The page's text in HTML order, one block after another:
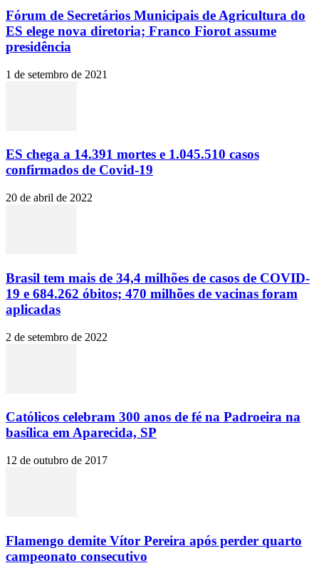
Fórum de Secretários Municipais de Agricultura do
ES elege nova diretoria; Franco Fiorot assume
presidência
1 de setembro de 2021
ES chega a 14.391 mortes e 1.045.510 casos
confirmados de Covid-19
20 de abril de 2022
Brasil tem mais de 34,4 milhões de casos de COVID-
19 e 684.262 óbitos; 470 milhões de vacinas foram
aplicadas
2 de setembro de 2022
Católicos celebram 300 anos de fé na Padroeira na
basílica em Aparecida, SP
12 de outubro de 2017
Flamengo demite Vítor Pereira após perder quarto
campeonato consecutivo